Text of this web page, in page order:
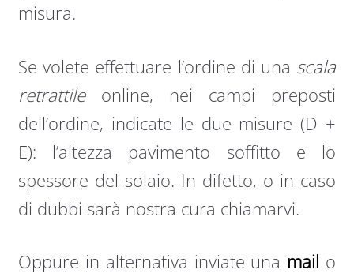
misura.
Se volete effettuare l’ordine di una scala
retrattileonline, nei campi preposti
dell’ordine, indicate le due misure (D +
E): l’altezza pavimento soffitto e lo
spessore del solaio. In difetto, o in caso
di dubbi sarà nostra cura chiamarvi.
Oppure in alternativa inviate una mail o